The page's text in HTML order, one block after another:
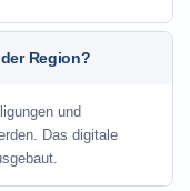
Region?
und
Das digitale